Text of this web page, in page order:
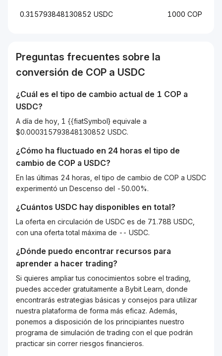
0.315793848130852 USDC 1000 COP
Preguntas frecuentes sobre la
conversión de COP a USDC
¿Cuál es el tipo de cambio actual de 1 COP a
USDC?
A día de hoy, 1 {{fiatSymbol} equivale a
$0.000315793848130852 USDC.
¿Cómo ha fluctuado en 24 horas el tipo de
cambio de COP a USDC?
En las últimas 24 horas, el tipo de cambio de COP a USDC
experimentó un Descenso del -50.00%.
¿Cuántos USDC hay disponibles en total?
La oferta en circulación de USDC es de 71.78B USDC,
con una oferta total máxima de -- USDC.
¿Dónde puedo encontrar recursos para
aprender a hacer trading?
Si quieres ampliar tus conocimientos sobre el trading,
puedes acceder gratuitamente a Bybit Learn, donde
encontrarás estrategias básicas y consejos para utilizar
nuestra plataforma de forma más eficaz. Además,
ponemos a disposición de los principiantes nuestro
programa de simulación de trading con el que podrán
practicar sin correr riesgos financieros.